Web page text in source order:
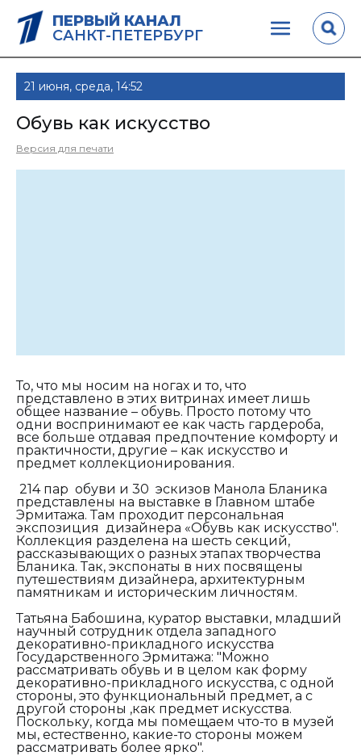
ПЕРВЫЙ КАНАЛ
САНКТ-ПЕТЕРБУРГ
21 июня, среда, 14:52
Обувь как искусство
Версия для печати
То, что мы носим на ногах и то, что
представлено в этих витринах имеет лишь
общее название – обувь. Просто потому что
одни воспринимают ее как часть гардероба,
все больше отдавая предпочтение комфорту и
практичности, другие – как искусство и
предмет коллекционирования.
214 пар обуви и 30 эскизов Манола Бланика
представлены на выставке в Главном штабе
Эрмитажа. Там проходит персональная
экспозиция дизайнера «Обувь как искусство".
Коллекция разделена на шесть секций,
рассказывающих о разных этапах творчества
Бланика. Так, экспонаты в них посвящены
путешествиям дизайнера, архитектурным
памятникам и историческим личностям.
Татьяна Бабошина, куратор выставки, младший
научный сотрудник отдела западного
декоративно-прикладного искусства
Государственного Эрмитажа: "Можно
рассматривать обувь и в целом как форму
декоративно-прикладного искусства, с одной
стороны, это функциональный предмет, а с
другой стороны ,как предмет искусства.
Поскольку, когда мы помещаем что-то в музей
мы, естественно, какие-то стороны можем
рассматривать более ярко".